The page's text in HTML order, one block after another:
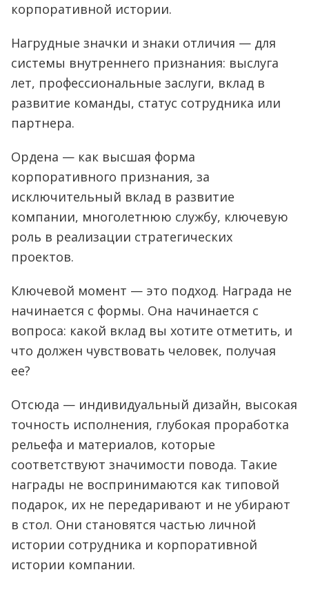
корпоративной истории.
Нагрудные значки и знаки отличия — для
системы внутреннего признания: выслуга
лет, профессиональные заслуги, вклад в
развитие команды, статус сотрудника или
партнера.
Ордена — как высшая форма
корпоративного признания, за
исключительный вклад в развитие
компании, многолетнюю службу, ключевую
роль в реализации стратегических
проектов.
Ключевой момент — это подход. Награда не
начинается с формы. Она начинается с
вопроса: какой вклад вы хотите отметить, и
что должен чувствовать человек, получая
ее?
Отсюда — индивидуальный дизайн, высокая
точность исполнения, глубокая проработка
рельефа и материалов, которые
соответствуют значимости повода. Такие
награды не воспринимаются как типовой
подарок, их не передаривают и не убирают
в стол. Они становятся частью личной
истории сотрудника и корпоративной
истории компании.